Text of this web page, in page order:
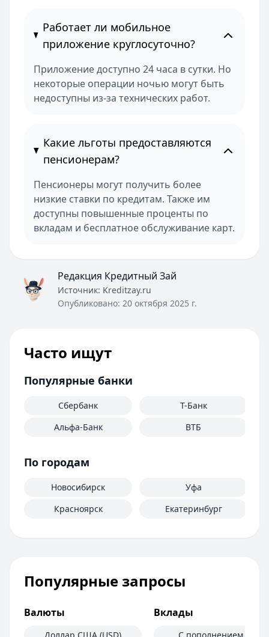
Работает ли мобильное
приложение круглосуточно?
Приложение доступно 24 часа в сутки. Но
некоторые операции ночью могут быть
недоступны из-за технических работ.
Какие льготы предоставляются
пенсионерам?
Пенсионеры могут получить более
низкие ставки по кредитам. Также им
доступны повышенные проценты по
вкладам и бесплатное обслуживание карт.
Редакция Кредитный Зай
Источник: Kreditzay.ru
Опубликовано: 20 октября 2025 г.
Часто ищут
Популярные банки
Сбербанк
Альфа-Банк
Т-Банк
ВТБ
По городам
Новосибирск
Красноярск
Уфа
Екатеринбург
Популярные запросы
Валюты Вклады